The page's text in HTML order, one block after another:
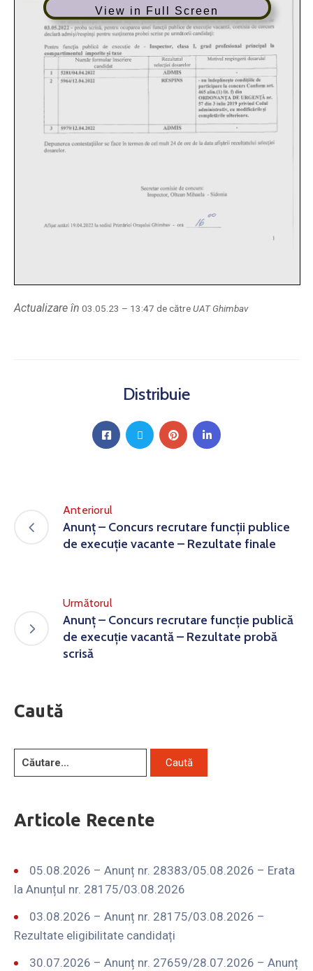
View in Full Screen
Actualizare în 03.05.23 – 13:47 de cătreUAT Ghimbav
Distribuie
Anteriorul
Anunț – Concurs recrutare funcții publice
de execuție vacante – Rezultate finale
Următorul
Anunț – Concurs recrutare funcție publică
de execuție vacantă – Rezultate probă
scrisă
Caută
Articole Recente
05.08.2026 – Anunț nr. 28383/05.08.2026 – Erata
la Anunțul nr. 28175/03.08.2026
03.08.2026 – Anunț nr. 28175/03.08.2026 –
Rezultate eligibilitate candidați
30.07.2026 – Anunț nr. 27659/28.07.2026 – Anunț